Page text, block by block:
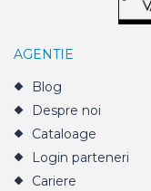
AGENTIE
Blog
Despre noi
Cataloage
Login parteneri
Cariere